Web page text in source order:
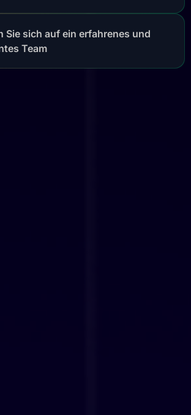
Sie sich auf ein erfahrenes und
Team